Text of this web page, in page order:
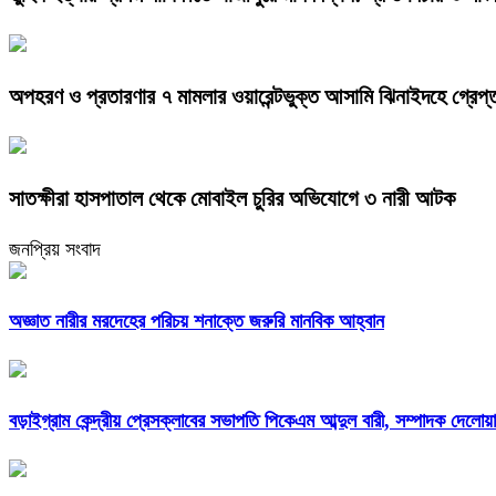
অপহরণ ও প্রতারণার ৭ মামলার ওয়ারেন্টভুক্ত আসামি ঝিনাইদহে
সাতক্ষীরা হাসপাতাল থেকে মোবাইল চুরির অভিযোগে ৩ নারী আটক
জনপ্রিয় সংবাদ
অজ্ঞাত নারীর মরদেহের পরিচয় শনাক্তে জরুরি মানবিক আহ্বান
বড়াইগ্রাম কেন্দ্রীয় প্রেসক্লাবের সভাপতি পিকেএম আব্দুল বারী, সম্পাদক